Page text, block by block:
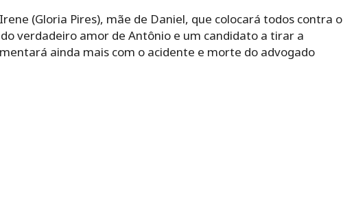
(Gloria Pires), mãe de Daniel, que colocará todos contra o
verdadeiro amor de Antônio e um candidato a tirar a
ainda mais com o acidente e morte do advogado